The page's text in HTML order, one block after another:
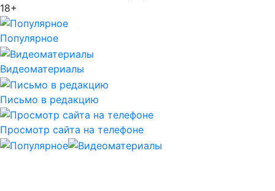
18+
Популярное
Видеоматериалы
Письмо в редакцию
Просмотр сайта на телефоне